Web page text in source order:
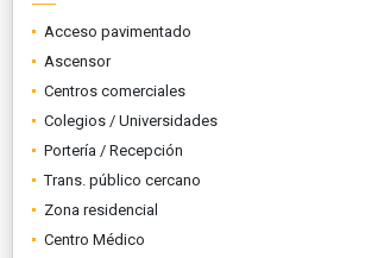
Acceso pavimentado
Ascensor
Centros comerciales
Colegios / Universidades
Portería / Recepción
Trans. público cercano
Zona residencial
Centro Médico